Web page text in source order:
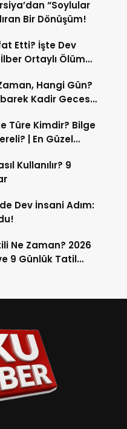
“Soylular
Bir Dönüşüm!
Etti? İşte Dev
Ortaylı Ölüm
Hangi Gün?
Kadir Gecesi
Türe Kimdir? Bilge
| En Güzel
Kullanılır? 9
Dev İnsani Adım:
Ne Zaman? 2026
9 Günlük Tatil